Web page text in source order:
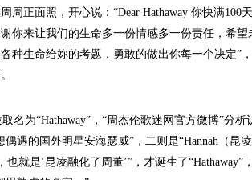
周正面照，开心说：“Dear Hathaway 你快满100
你来让我们的生命多一份情感多一份责任，希
种生命给妳的考题，勇敢的做出你每一个决定”
名为“Hathaway”，“周杰伦歌迷网官方微博”分析
偶遇的国外明星安海瑟威”，二则是“Hannah（昆
也就是‘昆凌融化了周董’”，才诞生了